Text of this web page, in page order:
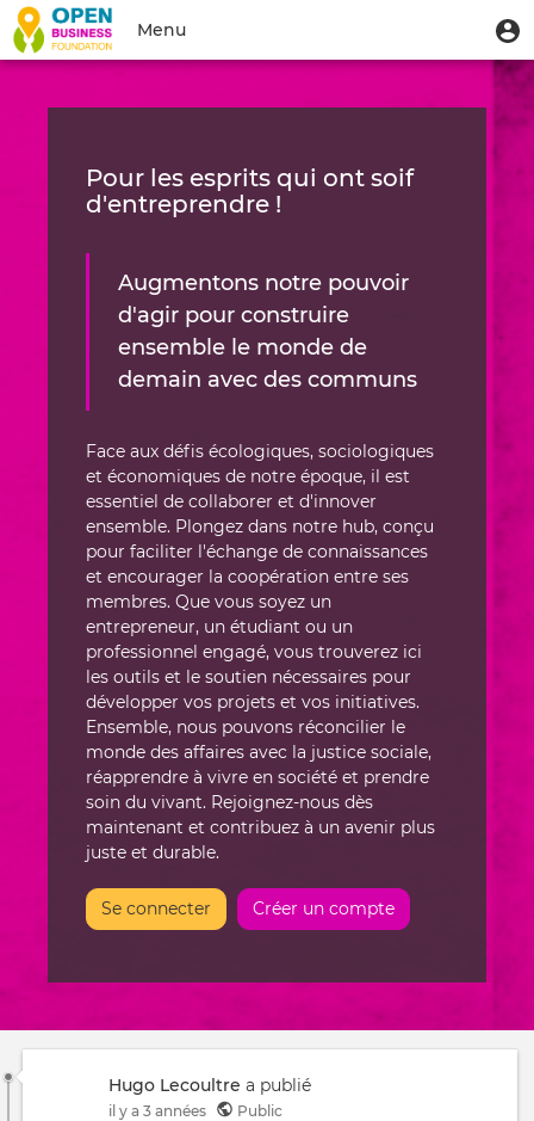
contenu
Accueil
|
Hub
Open
Business
Foundation
Menu
du
Menu
Toggle
navigation
Pour les esprits qui ont soif
d'entreprendre !
Augmentons notre pouvoir
d'agir pour construire
ensemble le monde de
demain avec des communs
Face aux défis écologiques, sociologiques
et économiques de notre époque, il est
essentiel de collaborer et d'innover
ensemble. Plongez dans notre hub, conçu
pour faciliter l'échange de connaissances
et encourager la coopération entre ses
membres. Que vous soyez un
entrepreneur, un étudiant ou un
professionnel engagé, vous trouverez ici
les outils et le soutien nécessaires pour
développer vos projets et vos initiatives.
Ensemble, nous pouvons réconcilier le
monde des affaires avec la justice sociale,
réapprendre à vivre en société et prendre
soin du vivant. Rejoignez-nous dès
maintenant et contribuez à un avenir plus
juste et durable.
Se connecter Créer un compte
Hugo Lecoultre a publié
il y a 3 années Public